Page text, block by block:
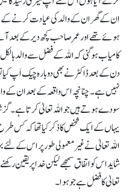
ان کے گھر ان کے والد کی عیادت کرنے کے
ہوئے تھے اور عمر صاحب کچھ دیر کے بعد
کامیاب ہو گئی کہ اللہ کے فضل سے والد
دن کے بعد ڈاکٹر نے بھی دوبارہ چیک اَپ
نہیں ہے۔ چنانچہ اس واقعہ کے بعد ان کے
سودے ہوتے ہیں جو اللہ تعالیٰ کرتا ہے۔
یہاں کے ایک شخص کاذکر کیا تھا کہ کس
اللہ تعالیٰ نے غیر معمولی طور پر اس کے لئے
شاید اس کو اتفاق سمجھے لیکن خدا پر یقین
تعالیٰ کا فضل ہے جو ہوا۔